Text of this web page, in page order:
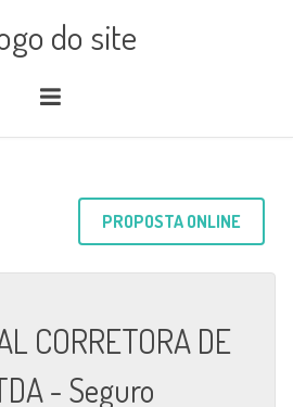
PROPOSTA ONLINE
CORRETORA DE
- Seguro